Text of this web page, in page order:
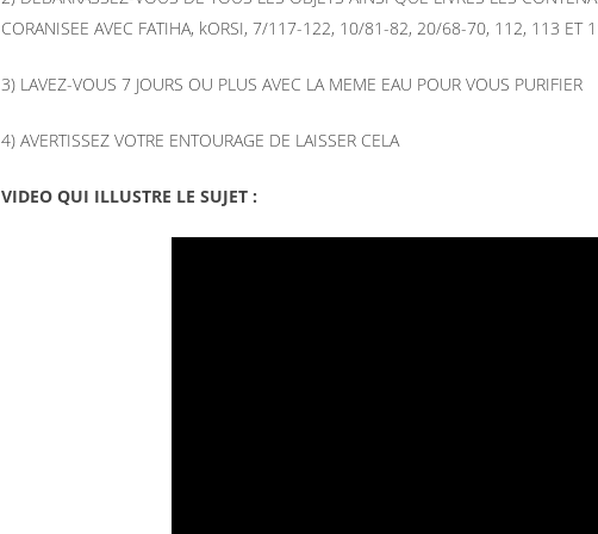
CORANISEE AVEC FATIHA, kORSI, 7/117-122, 10/81-82, 20/68-70, 112, 113 ET
3) LAVEZ-VOUS 7 JOURS OU PLUS AVEC LA MEME EAU POUR VOUS PURIFIER
4) AVERTISSEZ VOTRE ENTOURAGE DE LAISSER CELA
VIDEO QUI ILLUSTRE LE SUJET :